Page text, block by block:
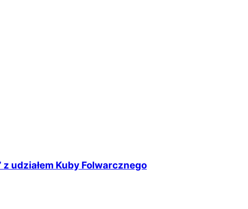
udziałem Kuby Folwarcznego